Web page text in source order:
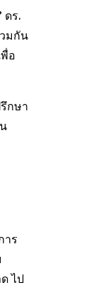
ดร.
มกัน
อ
กษา
าร
ไป